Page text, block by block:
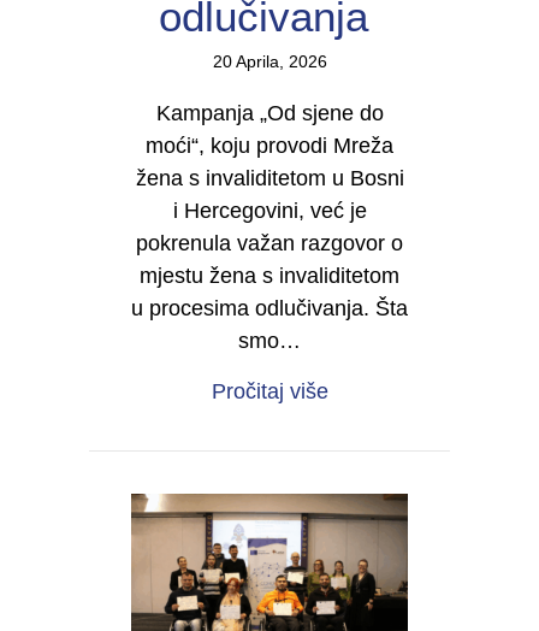
odlučivanja
20 Aprila, 2026
Kampanja „Od sjene do
moći“, koju provodi Mreža
žena s invaliditetom u Bosni
i Hercegovini, već je
pokrenula važan razgovor o
mjestu žena s invaliditetom
u procesima odlučivanja. Šta
smo…
Pročitaj višeabout U TOKU JE